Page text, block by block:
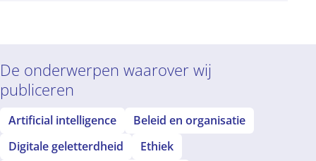
De onderwerpen waarover wij
publiceren
Artificial intelligence
Beleid en organisatie
Digitale geletterdheid
Ethiek